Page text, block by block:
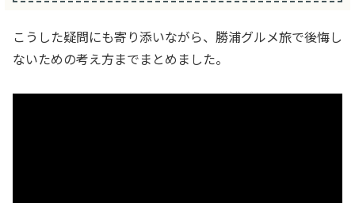
こうした疑問にも寄り添いながら、勝浦グルメ旅で後悔し
ないための考え方までまとめました。